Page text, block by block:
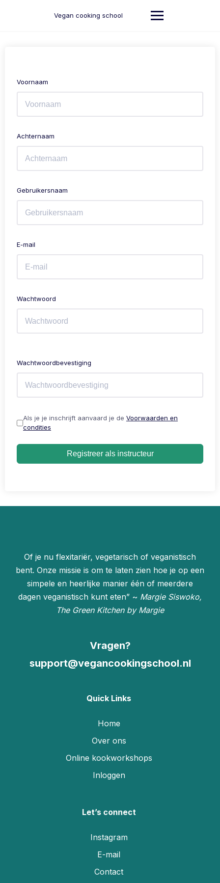
Vegan cooking school
Voornaam
Achternaam
Gebruikersnaam
E-mail
Wachtwoord
Wachtwoordbevestiging
Als je je inschrijft aanvaard je de Voorwaarden en
condities
Registreer als instructeur
Of je nu flexitariër, vegetarisch of veganistisch
bent. Onze missie is om te laten zien hoe je op een
simpele en heerlijke manier één of meerdere
dagen veganistisch kunt eten” ~ Margie Siswoko,
The Green Kitchen by Margie
Vragen?
support@vegancookingschool.nl
Quick Links
Home
Over ons
Online kookworkshops
Inloggen
Let’s connect
Instagram
E-mail
Contact